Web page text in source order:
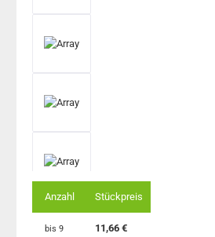
Anzahl Stückpreis
bis 9 11,66 €